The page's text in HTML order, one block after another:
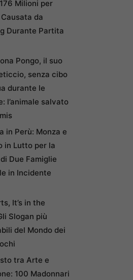
Milioni per
da
Durante Partita
Pongo, il suo
senza cibo
durante le
l’animale salvato
in Perù: Monza e
in Lutto per la
Due Famiglie
in Incidente
It’s in the
Slogan più
del Mondo dei
tra Arte e
100 Madonnari